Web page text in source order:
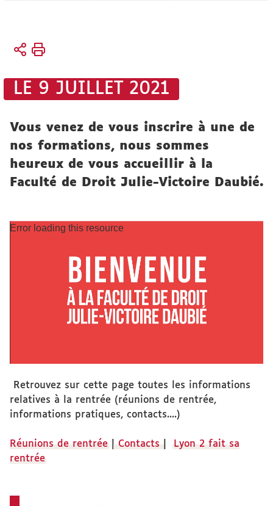
Vous
Accueil
la faculté
LE 9 JUILLET 2021
Vous venez de vous inscrire à une de
nos formations, nous sommes
heureux de vous accueillir à la
Faculté de Droit Julie-Victoire Daubié.
Error loading this resource
Retrouvez sur cette page toutes les informations
relatives à la rentrée (réunions de rentrée,
informations pratiques, contacts....)
Réunions de rentrée | Contacts
Lyon 2 fait sa
rentrée